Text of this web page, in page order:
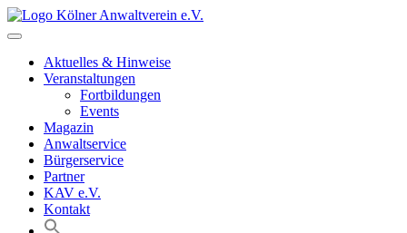
Skip
to
Aktuelles & Hinweise
Veranstaltungen
Fortbildungen
Events
Magazin
Anwaltservice
Bürgerservice
Partner
KAV e.V.
Kontakt